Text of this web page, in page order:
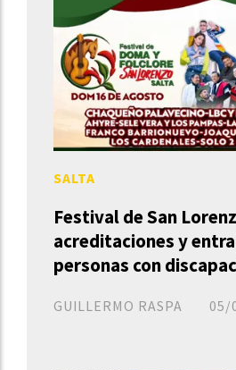
Festival de San
acreditaciones y
personas con
GUILLERMO RASPA
SALTA
05/